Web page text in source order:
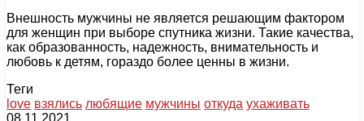
Внешность мужчины не является решающим фактором
для женщин при выборе спутника жизни. Такие качества,
как образованность, надежность, внимательность и
любовь к детям, гораздо более ценны в жизни.
Теги
love взялись любящие мужчины откуда ухаживать
08.11.2021